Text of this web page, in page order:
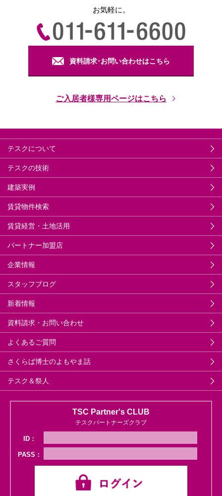
お気軽に。
資料請求･お問い合わせはこちら
ご入居者様専用ページはこちら
テスクについて
テスクの技術
建築実例
賃貸物件検索
賃貸経営・土地活用
パートナー加盟店
企業情報
スタッフブログ
新着情報
資料請求・お問い合わせ
よくあるご質問
さくらば博士のよもやま話
テスク＆祭人
TSC Partner's CLUB
テスクパートナーズクラブ
ID：
PASS：